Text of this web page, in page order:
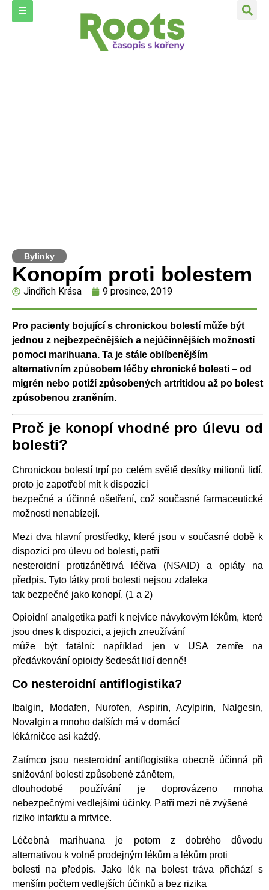
Bylinky
Konopím proti bolestem
Jindřich Krása 9 prosince, 2019
Pro pacienty bojující s chronickou bolestí může být
jednou z nejbezpečnějších a nejúčinnějších možností
pomoci marihuana. Ta je stále oblíbenějším
alternativním způsobem léčby chronické bolesti – od
migrén nebo potíží způsobených artritidou až po bolest
způsobenou zraněním.
Proč je konopí vhodné pro úlevu od
bolesti?
Chronickou bolestí trpí po celém světě desítky milionů lidí,
proto je zapotřebí mít k dispozici
bezpečné a účinné ošetření, což současné farmaceutické
možnosti nenabízejí.
Mezi dva hlavní prostředky, které jsou v současné době k
dispozici pro úlevu od bolesti, patří
nesteroidní protizánětlivá léčiva (NSAID) a opiáty na
předpis. Tyto látky proti bolesti nejsou zdaleka
tak bezpečné jako konopí. (1 a 2)
Opioidní analgetika patří k nejvíce návykovým lékům, které
jsou dnes k dispozici, a jejich zneužívání
může být fatální: například jen v USA zemře na
předávkování opioidy šedesát lidí denně!
Co nesteroidní antiflogistika?
Ibalgin, Modafen, Nurofen, Aspirin, Acylpirin, Nalgesin,
Novalgin a mnoho dalších má v domácí
lékárničce asi každý.
Zatímco jsou nesteroidní antiflogistika obecně účinná při
snižování bolesti způsobené zánětem,
dlouhodobé používání je doprovázeno mnoha
nebezpečnými vedlejšími účinky. Patří mezi ně zvýšené
riziko infarktu a mrtvice.
Léčebná marihuana je potom z dobrého důvodu
alternativou k volně prodejným lékům a lékům proti
bolesti na předpis. Jako lék na bolest tráva přichází s
menším počtem vedlejších účinků a bez rizika